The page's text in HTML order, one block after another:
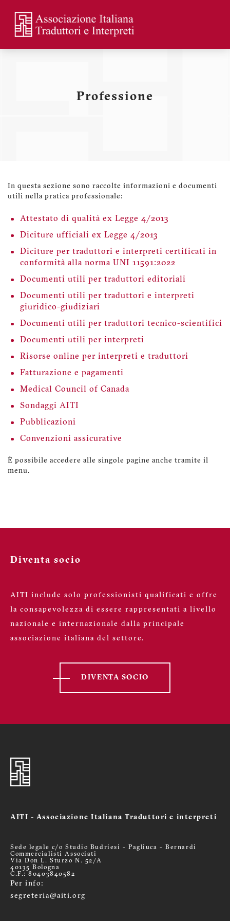
main
content
profilo
Professione
In questa sezione sono raccolte informazioni e documenti
utili nella pratica professionale:
Attestato di qualità ex Legge 4/2013
Diciture ufficiali ex Legge 4/2013
Diciture per traduttori e interpreti certificati in
conformità alla norma UNI 11591:2022
Documenti utili per traduttori editoriali
Documenti utili per traduttori e interpreti
giuridico-giudiziari
Documenti utili per traduttori tecnico-scientifici
Documenti utili per interpreti
Risorse online per interpreti e traduttori
Fatturazione e pagamenti
Medical Council of Canada
Sondaggi AITI
Pubblicazioni
Convenzioni assicurative
È possibile accedere alle singole pagine anche tramite il
menu.
Diventa socio
AITI include solo professionisti qualificati e offre
la consapevolezza di essere rappresentati a livello
nazionale e internazionale dalla principale
associazione italiana del settore.
DIVENTA SOCIO
AITI - Associazione Italiana Traduttori e interpreti
Sede legale c/o Studio Budriesi - Pagliuca - Bernardi
Commercialisti Associati
Via Don L. Sturzo N. 52/A
40135 Bologna
C.F.: 80403840582
Per info:
segreteria@aiti.org